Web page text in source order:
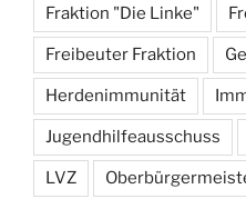
Fraktion "Die Linke"
Freibeuter Fraktion
Herdenimmunität
Jugendhilfeausschuss
LVZ